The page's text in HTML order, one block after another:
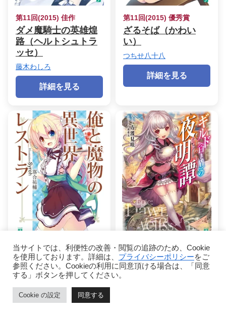
第11回(2015) 佳作
ダメ魔騎士の英雄煌
路（ヘルトシュトラ
ッセ）
藤木わしろ
詳細を見る
第11回(2015) 優秀賞
ざるそば（かわい
い）
つちせ八十八
詳細を見る
第11回(2015) 審査員特別
賞
俺と魔物の異世界レ
ストラン
落合祐輔
第11回(2015) 最優秀賞
ギルド〈白き盾〉の
夜明譚
当サイトでは、利便性の改善・閲覧の追跡のため、Cookie
を使用しております。詳細は、 プライバシーポリシーをご
参照ください。Cookieの利用に同意頂ける場合は、「同意
する」ボタンを押してください。
Cookie の設定 同意する